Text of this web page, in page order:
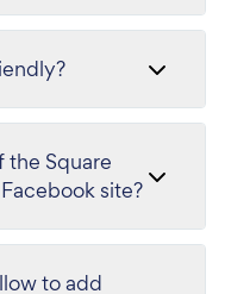
the Square
site?
to add